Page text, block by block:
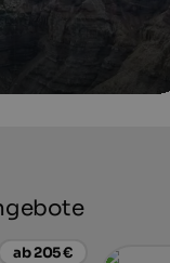
ab 205 €